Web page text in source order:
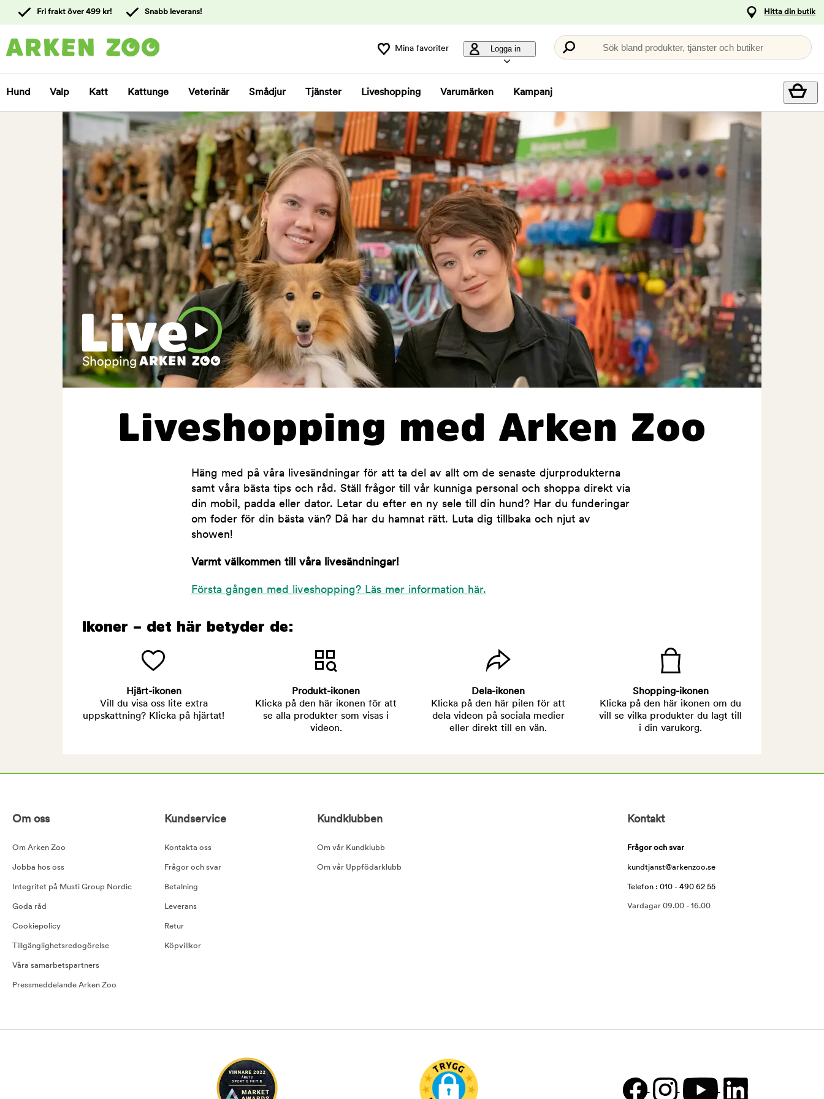
kundtjänst
Fri frakt över 499 kr! Snabb leverans! Hitta din butik
Mina favoriter Logga in Sök bland produkter, tjänster och butiker
Hund Valp Katt Kattunge Veterinär Smådjur Tjänster Liveshopping Varumärken Kampanj
Liveshopping med Arken Zoo
Häng med på våra livesändningar för att ta del av allt om de senaste djurprodukterna
samt våra bästa tips och råd. Ställ frågor till vår kunniga personal och shoppa direkt via
din mobil, padda eller dator. Letar du efter en ny sele till din hund? Har du funderingar
om foder för din bästa vän? Då har du hamnat rätt. Luta dig tillbaka och njut av
showen!
Varmt välkommen till våra livesändningar!
Första gången med liveshopping? Läs mer information här.
Ikoner – det här betyder de:
Hjärt-ikonen
Vill du visa oss lite extra
uppskattning? Klicka på hjärtat!
Produkt-ikonen
Klicka på den här ikonen för att
se alla produkter som visas i
videon.
Dela-ikonen
Klicka på den här pilen för att
dela videon på sociala medier
eller direkt till en vän.
Shopping-ikonen
Klicka på den här ikonen om du
vill se vilka produkter du lagt till
i din varukorg.
Om oss
Om Arken Zoo
Jobba hos oss
Integritet på Musti Group Nordic
Goda råd
Cookiepolicy
Tillgänglighetsredogörelse
Våra samarbetspartners
Pressmeddelande Arken Zoo
Kundservice
Kontakta oss
Frågor och svar
Betalning
Leverans
Retur
Köpvillkor
Kundklubben
Om vår Kundklubb
Om vår Uppfödarklubb
Kontakt
Frågor och svar
kundtjanst@arkenzoo.se
Telefon : 010 - 490 62 55
Vardagar 09.00 - 16.00